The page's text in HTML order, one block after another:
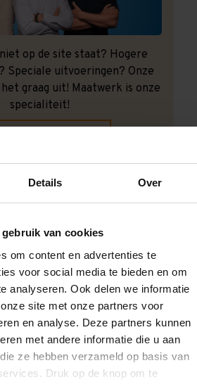
Details Over
van cookies
om content en advertenties te
voor social media te bieden en om
analyseren. Ook delen we informatie
site met onze partners voor
en analyse. Deze partners kunnen
met andere informatie die u aan
ze hebben verzameld op basis van
Druk op de knop om te
op de site staat? Hogere
Speciale uitvoeringen? Onze
graag uit! Maatwerk is onze
specialiteit!
uitbesteden?